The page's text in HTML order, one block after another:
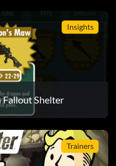
Insights
Fallout Shelter
Trainers